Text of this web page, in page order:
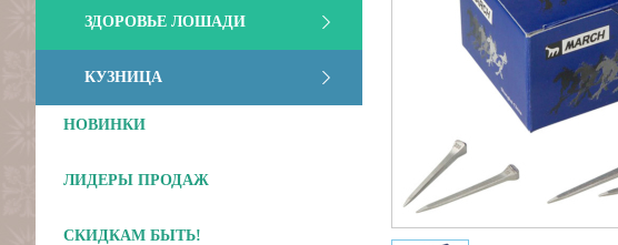
ЗДОРОВЬЕ ЛОШАДИ
КУЗНИЦА
НОВИНКИ
ЛИДЕРЫ ПРОДАЖ
СКИДКАМ БЫТЬ!